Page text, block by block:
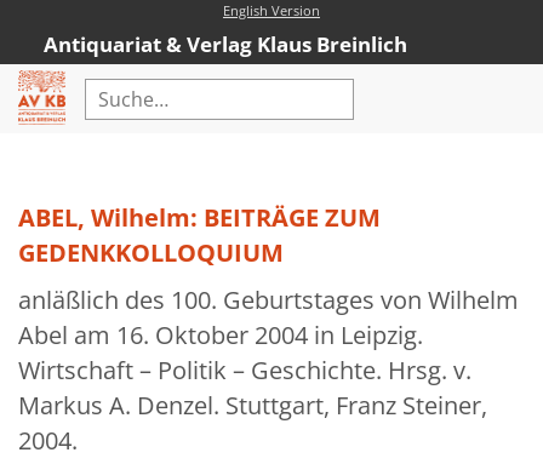
English Version
Antiquariat & Verlag Klaus Breinlich
Antiquariat
Kataloge
Neubücher
AVKB-Edition
AVKB-Edition Downloads
ABEL, Wilhelm: BEITRÄGE ZUM
GEDENKKOLLOQUIUM
anläßlich des 100. Geburtstages von Wilhelm
Abel am 16. Oktober 2004 in Leipzig.
Wirtschaft – Politik – Geschichte. Hrsg. v.
Markus A. Denzel. Stuttgart, Franz Steiner,
2004.